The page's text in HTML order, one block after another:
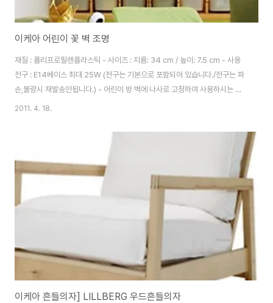
이케아 어린이 꽃 벽 조명
재질 : 폴리프로필렌플라스틱 - 사이즈 : 지름: 34 cm / 높이: 7.5 cm - 사용
전구 : E14베이스 최대 25W (전구는 기본으로 포함되어 있습니다./전구는 파
손,불량시 재발송안됩니다.) - 어린이 방 벽에 나사로 고정하여 사용하시는 벽
조명입니다. - 은은한 불빛으로 아이들 방을 편안하고 아늑한 분위기로 조성하
마세요.) - 색상은 2가지로 연분홍과 흰색이 있습니다.. 코드선은 흰색입니다.
2011. 4. 18.
이케아 흔들의자] LILLBERG 우드흔들의자